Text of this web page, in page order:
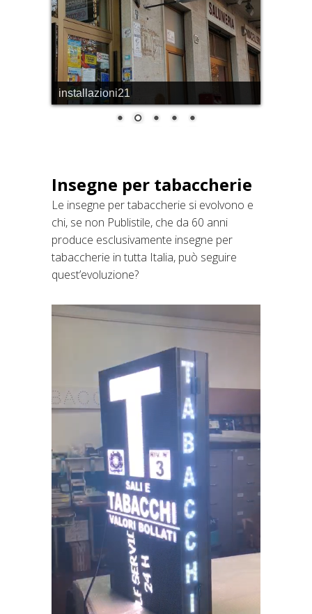
installazioni21
Insegne per tabaccherie
Le insegne per tabaccherie si evolvono e
chi, se non Publistile, che da 60 anni
produce esclusivamente insegne per
tabaccherie in tutta Italia, può seguire
quest’evoluzione?